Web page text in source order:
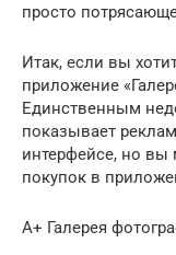
просто
Итак, если вы
приложение
Единственным
показывает
интерфейсе, но
покупок в
A+ Галерея